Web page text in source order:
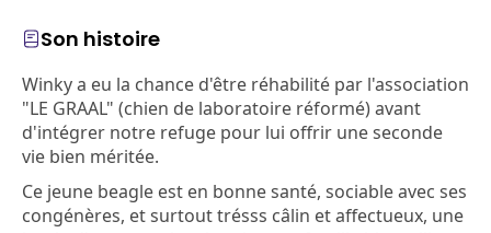
Son histoire
Winky a eu la chance d'être réhabilité par l'association
"LE GRAAL" (chien de laboratoire réformé) avant
d'intégrer notre refuge pour lui offrir une seconde
vie bien méritée.
Ce jeune beagle est en bonne santé, sociable avec ses
congénères, et surtout trésss câlin et affectueux, une